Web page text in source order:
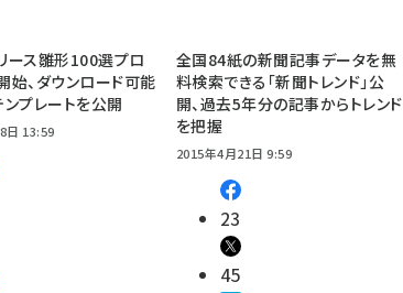
リース雛形100選プロ
始、ダウンロード可能
プレートを公開
日 13:59
全国84紙の新聞記事データを無
料検索できる「新聞トレンド」公
開、過去5年分の記事からトレンド
を把握
2015年4月21日 9:59
23
45